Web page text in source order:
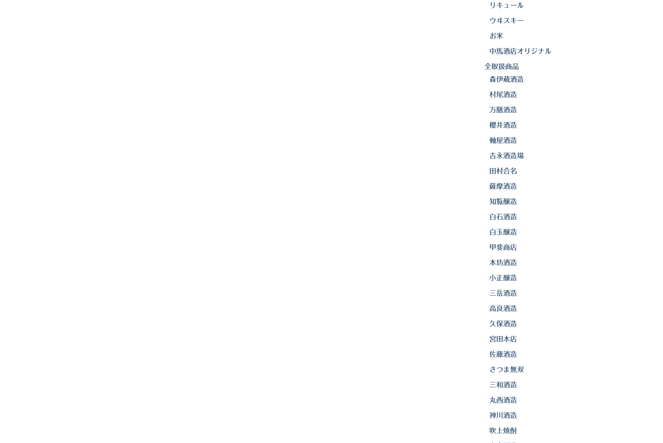
リキュール
ウヰスキー
お米
中馬酒店オリジナル
全取扱商品
森伊蔵酒造
村尾酒造
万膳酒造
櫻井酒造
軸屋酒造
吉永酒造場
田村合名
薩摩酒造
知覧醸造
白石酒造
白玉醸造
甲斐商店
本坊酒造
小正醸造
三岳酒造
高良酒造
久保酒造
宮田本店
佐藤酒造
さつま無双
三和酒造
丸西酒造
神川酒造
吹上焼酎